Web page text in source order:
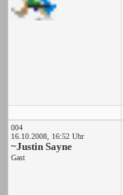
004
16.10.2008, 16:52 Uhr
~Justin Sayne
Gast